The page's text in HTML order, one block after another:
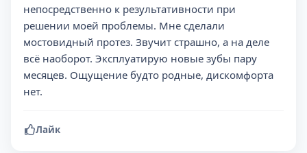
непосредственно к результативности при
решении моей проблемы. Мне сделали
мостовидный протез. Звучит страшно, а на деле
всё наоборот. Эксплуатирую новые зубы пару
месяцев. Ощущение будто родные, дискомфорта
нет.
Лайк